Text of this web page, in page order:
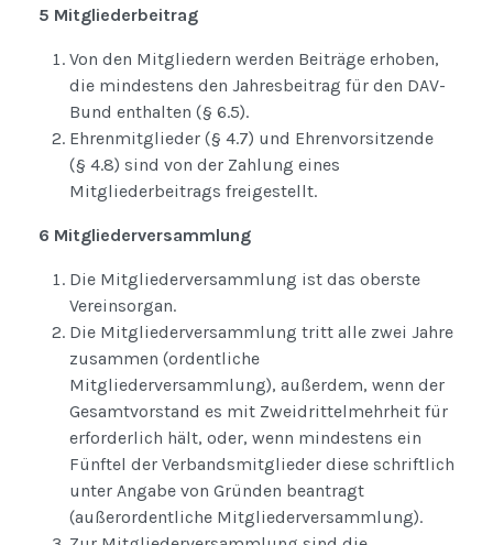
5 Mitgliederbeitrag
Von den Mitgliedern werden Beiträge erhoben,
die mindestens den Jahresbeitrag für den DAV-
Bund enthalten (§ 6.5).
Ehrenmitglieder (§ 4.7) und Ehrenvorsitzende
(§ 4.8) sind von der Zahlung eines
Mitgliederbeitrags freigestellt.
6 Mitgliederversammlung
Die Mitgliederversammlung ist das oberste
Vereinsorgan.
Die Mitgliederversammlung tritt alle zwei Jahre
zusammen (ordentliche
Mitgliederversammlung), außerdem, wenn der
Gesamtvorstand es mit Zweidrittelmehrheit für
erforderlich hält, oder, wenn mindestens ein
Fünftel der Verbandsmitglieder diese schriftlich
unter Angabe von Gründen beantragt
(außerordentliche Mitgliederversammlung).